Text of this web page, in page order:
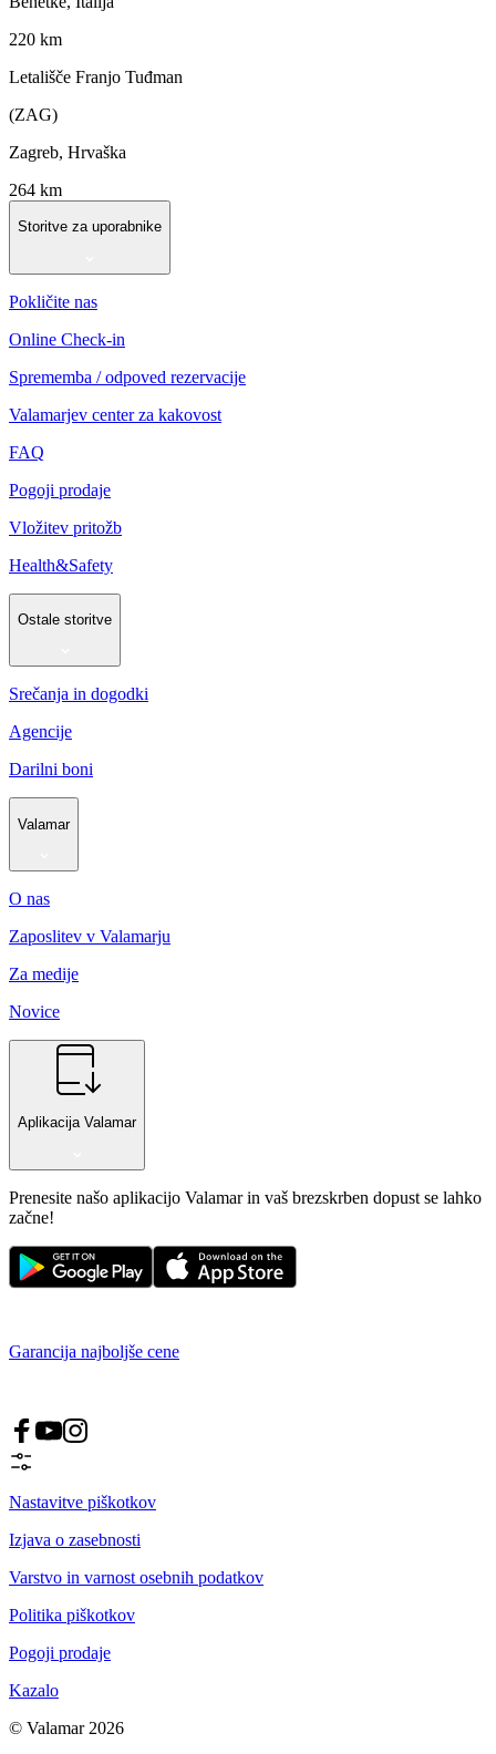
220 km
Letališče Franjo Tuđman
(ZAG)
Zagreb, Hrvaška
264 km
Storitve za uporabnike
Pokličite nas
Online Check-in
Sprememba / odpoved rezervacije
Valamarjev center za kakovost
FAQ
Pogoji prodaje
Vložitev pritožb
Health&Safety
Ostale storitve
Srečanja in dogodki
Agencije
Darilni boni
Valamar
O nas
Zaposlitev v Valamarju
Za medije
Novice
Aplikacija Valamar
Prenesite našo aplikacijo Valamar in vaš brezskrben dopust se lahko
začne!
Garancija najboljše cene
Nastavitve piškotkov
Izjava o zasebnosti
Varstvo in varnost osebnih podatkov
Politika piškotkov
Pogoji prodaje
Kazalo
© Valamar 2026